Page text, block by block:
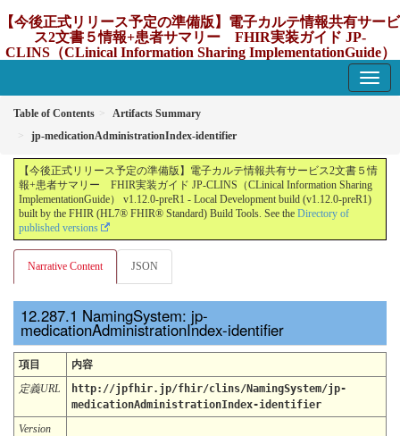
【今後正式リリース予定の準備版】電子カルテ情報共有サービ
ス2文書５情報+患者サマリー FHIR実装ガイド JP-
CLINS（CLinical Information Sharing ImplementationGuide）
Table of Contents
Artifacts Summary
jp-medicationAdministrationIndex-identifier
【今後正式リリース予定の準備版】電子カルテ情報共有サービス2文書５情
報+患者サマリー FHIR実装ガイド JP-CLINS（CLinical Information Sharing
ImplementationGuide） v1.12.0-preR1 - Local Development build (v1.12.0-preR1)
built by the FHIR (HL7® FHIR® Standard) Build Tools. See the Directory of
published versions
Narrative Content JSON
NamingSystem: jp-
medicationAdministrationIndex-identifier
項目
内容
定義URL
http://jpfhir.jp/fhir/clins/NamingSystem/jp-
medicationAdministrationIndex-identifier
Version